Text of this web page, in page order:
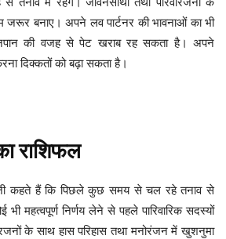
जरूर बनाए। अपने लव पार्टनर की भावनाओं का भी
की वजह से पेट खराब रह सकता है। अपने
दिक्कतों को बढ़ा सकता है।
राशिफल
कहते हैं किपिछले कुछ समय से चल रहे तनाव से
महत्वपूर्ण निर्णय लेने से पहले पारिवारिक सदस्यों
के साथ हास परिहास तथा मनोरंजन में खुशनुमा